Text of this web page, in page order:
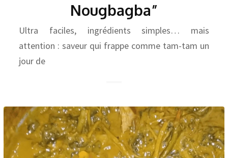
Nougbagba”
Ultra faciles, ingrédients simples… mais
attention : saveur qui frappe comme tam-tam un
jour de